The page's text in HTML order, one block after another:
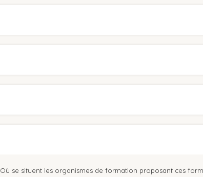
Où se situent les organismes de formation proposant ces